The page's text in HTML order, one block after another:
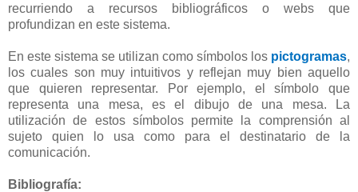
recurriendo a recursos bibliográficos o webs que
profundizan en este sistema.
En este sistema se utilizan como símbolos los pictogramas,
los cuales son muy intuitivos y reflejan muy bien aquello
que quieren representar. Por ejemplo, el símbolo que
representa una mesa, es el dibujo de una mesa.
La
utilización de estos símbolos permite la comprensión al
sujeto quien lo usa como para el destinatario de la
comunicación.
Bibliografía: